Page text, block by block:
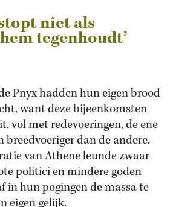
niet als
tegenhoudt’
Pnyx hadden hun eigen brood
want deze bijeenkomsten
vol met redevoeringen, de ene
breedvoeriger dan de andere.
van Athene leunde zwaar
politici en mindere goden
in hun pogingen de massa te
eigen gelijk.